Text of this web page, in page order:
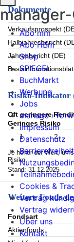
Dokumente
Verkaufsprospekt
Halbjahresbericht
Jahresbericht (DE)
Risiko-Indikator
Oft geringere
Geringes Risiko
1
2
Je höher der Wert,
Risiko.
Stand: 31.12.2025
Weitere Fonds
Fondsart
Aktienfonds
Abo mm
Abo HBm
Shop
SPIEGEL
BuchMarkt
Werbung
Jobs
manage ›
Impressum
Datenschutz
Barrierefreiheit
Cookies &
Vertrag
Vertrag
Über uns
Kontakt